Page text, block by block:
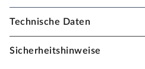
Essential Komplettset für
Gartensaunen
Technische Daten
Sicherheitshinweise